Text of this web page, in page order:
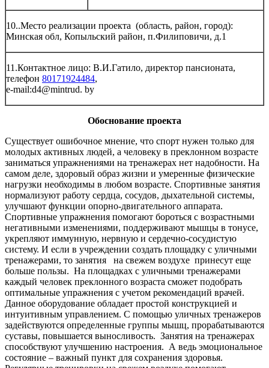
10..Место реализации проекта (область, район, город):
Минская обл, Копыльский район, п.Филиповичи, д.1
11.Контактное лицо: В.И.Гатило, директор пансионата,
телефон 80171924484,
e-mail:d4@mintrud. by
Обоснование проекта
Существует ошибочное мнение, что спорт нужен только для
молодых активных людей, а человеку в преклонном возрасте
заниматься упражнениями на тренажерах нет надобности. На
самом деле, здоровый образ жизни и умеренные физические
нагрузки необходимы в любом возрасте. Спортивные занятия
нормализуют работу сердца, сосудов, дыхательной системы,
улучшают функции опорно-двигательного аппарата.
Спортивные упражнения помогают бороться с возрастными
негативными изменениями, поддерживают мышцы в тонусе,
укрепляют иммунную, нервную и сердечно-сосудистую
систему. И если в учреждении создать площадку с уличными
тренажерами, то занятия на свежем воздухе принесут еще
больше пользы. На площадках с уличными тренажерами
каждый человек преклонного возраста сможет подобрать
оптимальные упражнения с учетом рекомендаций врачей.
Данное оборудование обладает простой конструкцией и
интуитивным управлением. С помощью уличных тренажеров
задействуются определенные группы мышц, прорабатываются
суставы, повышается выносливость. Занятия на тренажерах
способствуют улучшению настроения. А ведь эмоциональное
состояние – важный пункт для сохранения здоровья.